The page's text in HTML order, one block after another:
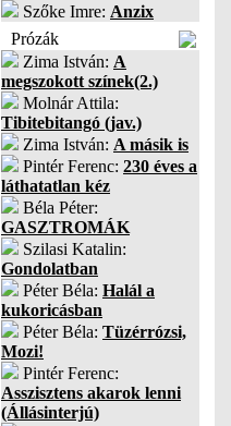
Szőke Imre: Anzix
Prózák
Zima István: A
megszokott színek(2.)
Molnár Attila:
Tibitebitangó (jav.)
Zima István: A másik is
Pintér Ferenc: 230 éves a
láthatatlan kéz
Béla Péter:
GASZTROMÁK
Szilasi Katalin:
Gondolatban
Péter Béla: Halál a
kukoricásban
Péter Béla: Tüzérrózsi,
Mozi!
Pintér Ferenc:
Asszisztens akarok lenni
(Állásinterjú)